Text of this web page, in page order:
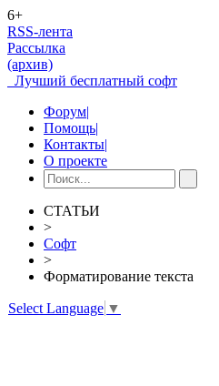
6+
RSS-лента
Рассылка
(архив)
Лучший бесплатный софт
Форум|
Помощь|
Контакты|
О проекте
СТАТЬИ
>
Софт
>
Форматирование текста
Select Language ▼